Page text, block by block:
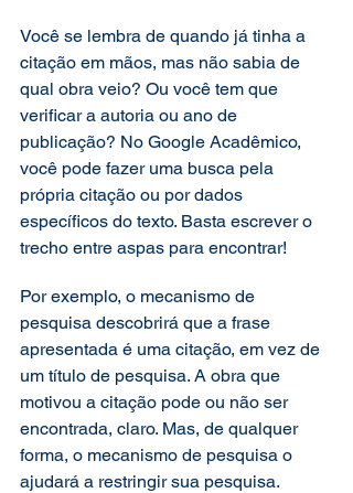
Você se lembra de quando já tinha a
citação em mãos, mas não sabia de
qual obra veio? Ou você tem que
verificar a autoria ou ano de
publicação? No Google Acadêmico,
você pode fazer uma busca pela
própria citação ou por dados
específicos do texto. Basta escrever o
trecho entre aspas para encontrar!
Por exemplo, o mecanismo de
pesquisa descobrirá que a frase
apresentada é uma citação, em vez de
um título de pesquisa. A obra que
motivou a citação pode ou não ser
encontrada, claro. Mas, de qualquer
forma, o mecanismo de pesquisa o
ajudará a restringir sua pesquisa.